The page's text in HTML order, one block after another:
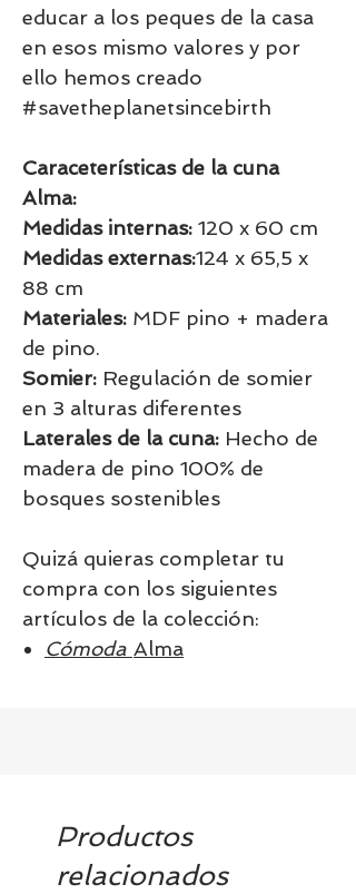
educar a los peques de la casa
en esos mismo valores y por
ello hemos creado
#savetheplanetsincebirth
Caraceterísticas de la cuna
Alma:
Medidas internas: 120 x 60 cm
Medidas externas:124 x 65,5 x
88 cm
Materiales: MDF pino + madera
de pino.
Somier: Regulación de somier
en 3 alturas diferentes
Laterales de la cuna: Hecho de
madera de pino 100% de
bosques sostenibles
Quizá quieras completar tu
compra con los siguientes
artículos de la colección:
Cómoda Alma
Productos
relacionados